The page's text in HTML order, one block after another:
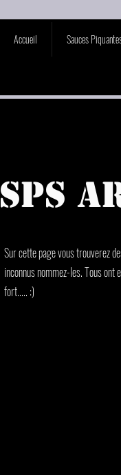
Accueil Sauces
SPS
Sur cette page vous trouverez
inconnus nommez-les. Tous
fort..... :)